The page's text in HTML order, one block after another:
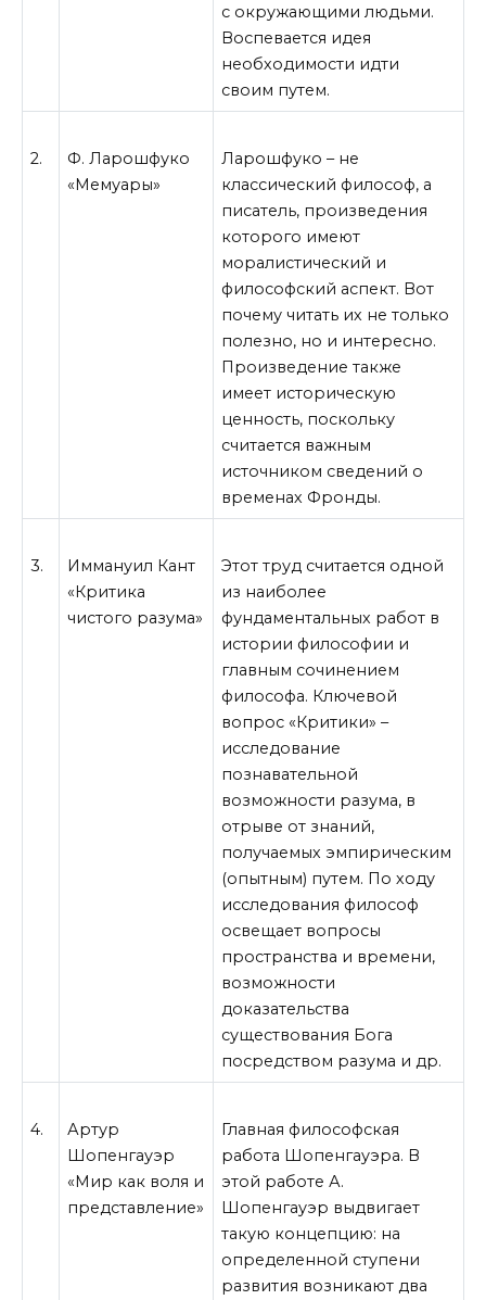
с окружающими людьми.
Воспевается идея
необходимости идти
своим путем.
2.
Ф. Ларошфуко
«Мемуары»
Ларошфуко – не
классический философ, а
писатель, произведения
которого имеют
моралистический и
философский аспект. Вот
почему читать их не только
полезно, но и интересно.
Произведение также
имеет историческую
ценность, поскольку
считается важным
источником сведений о
временах Фронды.
3.
Иммануил Кант
«Критика
чистого разума»
Этот труд считается одной
из наиболее
фундаментальных работ в
истории философии и
главным сочинением
философа. Ключевой
вопрос «Критики» –
исследование
познавательной
возможности разума, в
отрыве от знаний,
получаемых эмпирическим
(опытным) путем. По ходу
исследования философ
освещает вопросы
пространства и времени,
возможности
доказательства
существования Бога
посредством разума и др.
4.
Артур
Шопенгауэр
«Мир как воля и
представление»
Главная философская
работа Шопенгауэра. В
этой работе А.
Шопенгауэр выдвигает
такую концепцию: на
определенной ступени
развития возникают два